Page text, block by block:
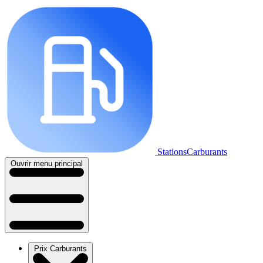
StationsCarburants
Ouvrir menu principal
Prix Carburants